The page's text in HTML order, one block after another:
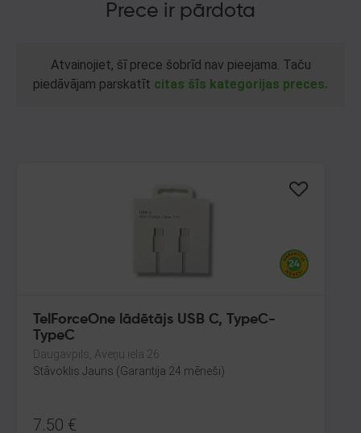
Prece ir pārdota
Atvainojiet, šī prece šobrīd nav pieejama. Taču
piedāvājam parskatīt citas šīs kategorijas preces.
TelForceOne lādētājs USB C, TypeC-
TypeC
Daugavpils, Aveņu iela 26
Stāvoklis Jauns (Garantija 24 mēneši)
7.50 €